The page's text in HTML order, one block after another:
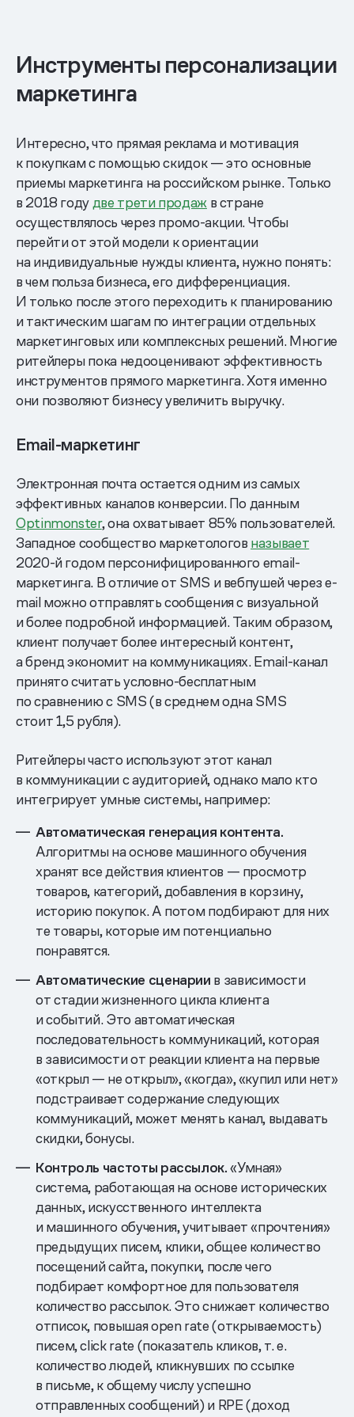
Инструменты персонализации
маркетинга
Интересно, что прямая реклама и мотивация
к покупкам с помощью скидок — это основные
приемы маркетинга на российском рынке. Только
в 2018 году две трети продаж в стране
осуществлялось через промо-акции. Чтобы
перейти от этой модели к ориентации
на индивидуальные нужды клиента, нужно понять:
в чем польза бизнеса, его дифференциация.
И только после этого переходить к планированию
и тактическим шагам по интеграции отдельных
маркетинговых или комплексных решений. Многие
ритейлеры пока недооценивают эффективность
инструментов прямого маркетинга. Хотя именно
они позволяют бизнесу увеличить выручку.
Email-маркетинг
Электронная почта остается одним из самых
эффективных каналов конверсии. По данным
Optinmonster, она охватывает 85% пользователей.
Западное сообщество маркетологов называет
2020-й годом персонифицированного email-
маркетинга. В отличие от SMS и вебпушей через e-
mail можно отправлять сообщения с визуальной
и более подробной информацией. Таким образом,
клиент получает более интересный контент,
а бренд экономит на коммуникациях. Email-канал
принято считать условно-бесплатным
по сравнению с SMS (в среднем одна SMS
стоит 1,5 рубля).
Ритейлеры часто используют этот канал
в коммуникации с аудиторией, однако мало кто
интегрирует умные системы, например:
Автоматическая генерация контента.
Алгоритмы на основе машинного обучения
хранят все действия клиентов — просмотр
товаров, категорий, добавления в корзину,
историю покупок. А потом подбирают для них
те товары, которые им потенциально
понравятся.
Автоматические сценарии в зависимости
от стадии жизненного цикла клиента
и событий. Это автоматическая
последовательность коммуникаций, которая
в зависимости от реакции клиента на первые
«открыл — не открыл», «когда», «купил или нет»
подстраивает содержание следующих
коммуникаций, может менять канал, выдавать
скидки, бонусы.
Контроль частоты рассылок.«Умная»
система, работающая на основе исторических
данных, искусственного интеллекта
и машинного обучения, учитывает «прочтения»
предыдущих писем, клики, общее количество
посещений сайта, покупки, после чего
подбирает комфортное для пользователя
количество рассылок. Это снижает количество
отписок, повышая open rate (открываемость)
писем, click rate (показатель кликов, т. е.
количество людей, кликнувших по ссылке
в письме, к общему числу успешно
отправленных сообщений) и RPE (доход